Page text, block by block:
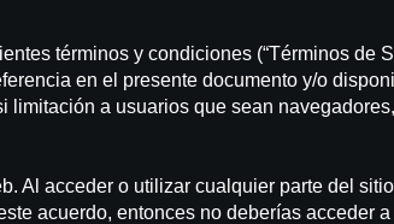
términos y condiciones (“Términos de
en el presente documento y/o
a usuarios que sean navegadores,
Al acceder o utilizar cualquier parte del
acuerdo, entonces no deberías acceder